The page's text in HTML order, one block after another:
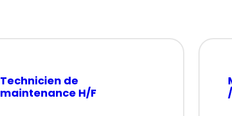
Technicien de
maintenance H/F
/